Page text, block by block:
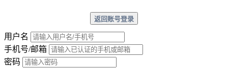
返回账号登录
用户名
手机号/邮箱
密码